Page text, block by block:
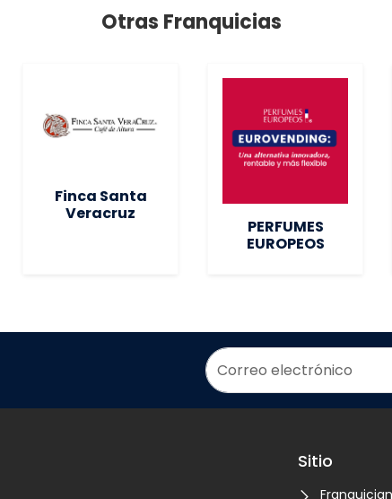
Otras Franquicias
Finca Santa
Veracruz
PERFUMES
EUROPEOS
Sitio